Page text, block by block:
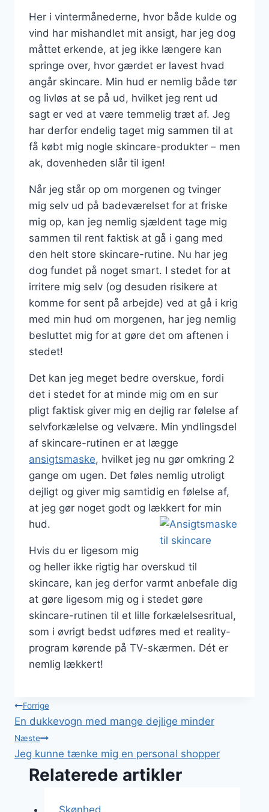
Her i vintermånederne, hvor både kulde og
vind har mishandlet mit ansigt, har jeg dog
måttet erkende, at jeg ikke længere kan
springe over, hvor gærdet er lavest hvad
angår skincare. Min hud er nemlig både tør
og livløs at se på ud, hvilket jeg rent ud
sagt er ved at være temmelig træt af. Jeg
har derfor endelig taget mig sammen til at
få købt mig nogle skincare-produkter – men
ak, dovenheden slår til igen!
Når jeg står op om morgenen og tvinger
mig selv ud på badeværelset for at friske
mig op, kan jeg nemlig sjældent tage mig
sammen til rent faktisk at gå i gang med
den helt store skincare-rutine. Nu har jeg
dog fundet på noget smart. I stedet for at
irritere mig selv (og desuden risikere at
komme for sent på arbejde) ved at gå i krig
med min hud om morgenen, har jeg nemlig
besluttet mig for at gøre det om aftenen i
stedet!
Det kan jeg meget bedre overskue, fordi
det i stedet for at minde mig om en sur
pligt faktisk giver mig en dejlig rar følelse af
selvforkælelse og velvære. Min yndlingsdel
af skincare-rutinen er at lægge
ansigtsmaske, hvilket jeg nu gør omkring 2
gange om ugen. Det føles nemlig utroligt
dejligt og giver mig samtidig en følelse af,
at jeg gør noget godt og lækkert for min
hud.
Hvis du er ligesom mig
og heller ikke rigtig har overskud til
skincare, kan jeg derfor varmt anbefale dig
at gøre ligesom mig og i stedet gøre
skincare-rutinen til et lille forkælelsesritual,
som i øvrigt bedst udføres med et reality-
program kørende på TV-skærmen. Dét er
nemlig lækkert!
Indlægsnavigation
Forrige
En dukkevogn med mange dejlige minder
Næste
Jeg kunne tænke mig en personal shopper
Relaterede artikler
Skønhed